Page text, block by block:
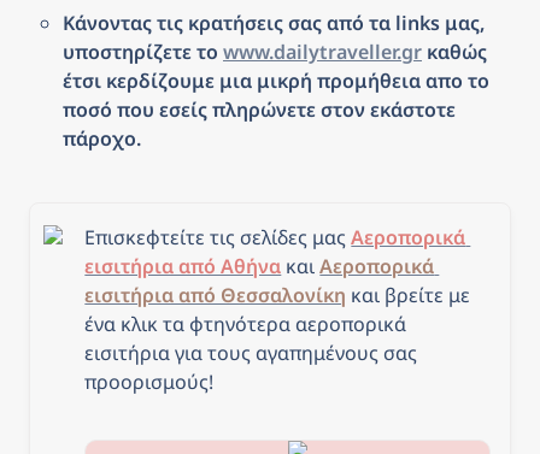
Κάνοντας τις κρατήσεις σας από τα links μας,
υποστηρίζετε το www.dailytraveller.gr καθώς
έτσι κερδίζουμε μια μικρή προμήθεια απο το
ποσό που εσείς πληρώνετε στον εκάστοτε
πάροχο.
Επισκεφτείτε τις σελίδες μας Αεροπορικά
εισιτήρια από Αθήνα και Αεροπορικά
εισιτήρια από Θεσσαλονίκη και βρείτε με
ένα κλικ τα φτηνότερα αεροπορικά
εισιτήρια για τους αγαπημένους σας
προορισμούς!